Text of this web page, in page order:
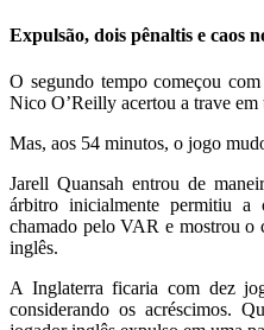
Expulsão, dois pênaltis e caos
O segundo tempo começou
Nico O’Reilly acertou a trave
Mas, aos 54 minutos, o jogo
Jarell Quansah entrou de
árbitro inicialmente permitiu a
chamado pelo VAR e mostrou o
inglês.
A Inglaterra ficaria com dez
considerando os acréscimos.